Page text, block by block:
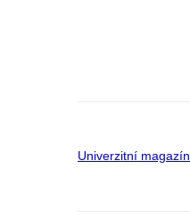
Univerzitní magazín